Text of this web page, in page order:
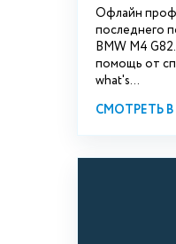
Офлайн
последнего
BMW М4
помощь от
what's...
СМОТРЕТЬ В